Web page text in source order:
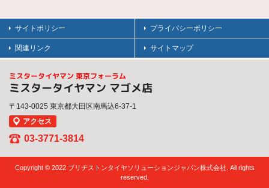
サイトポリシー プライバシーポリシー
関連リンク サイトマップ
ミスタータイヤマン 東京フォーラム
ミスタータイヤマン マゴメ店
〒143-0025 東京都大田区南馬込6-37-1
アクセス
03-3771-3814
Copyright © 2022 ブリヂストンタイヤソリューションジャパン株式会社. All rights
reserved.